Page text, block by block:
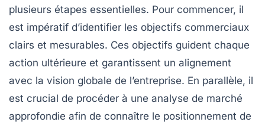
plusieurs étapes essentielles. Pour commencer, il
est impératif d’identifier les objectifs commerciaux
clairs et mesurables. Ces objectifs guident chaque
action ultérieure et garantissent un alignement
avec la vision globale de l’entreprise. En parallèle, il
est crucial de procéder à une analyse de marché
approfondie afin de connaître le positionnement de